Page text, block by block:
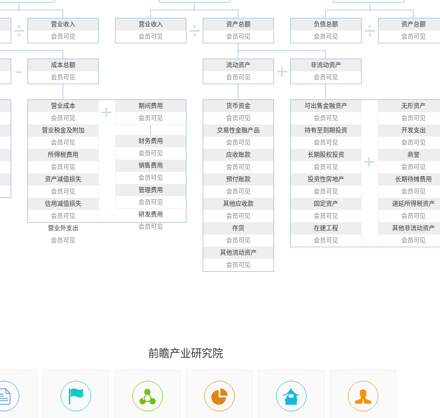
营业收入
会员可见
营业收入
会员可见
资产总额
会员可见
负债总额
会员可见
资产总额
会员可见
成本总额
会员可见
流动资产
会员可见
非流动资产
会员可见
营业成本
会员可见
营业税金及附加
会员可见
所得税费用
会员可见
资产减值损失
会员可见
信用减值损失
会员可见
营业外支出
会员可见
期间费用
会员可见
财务费用
会员可见
销售费用
会员可见
管理费用
会员可见
研发费用
会员可见
货币资金
会员可见
交易性金融产品
会员可见
应收账款
会员可见
预付账款
会员可见
其他应收款
会员可见
存货
会员可见
其他流动资产
会员可见
可出售金融资产
会员可见
持有至到期投资
会员可见
长期股权投资
会员可见
投资性房地产
会员可见
固定资产
会员可见
在建工程
会员可见
无形资产
会员可见
开发支出
会员可见
商誉
会员可见
长期待摊费用
会员可见
递延所得税资产
会员可见
其他非流动资产
会员可见
前瞻产业研究院